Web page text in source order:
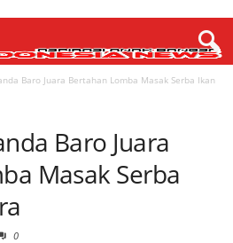
Baro Juara Bertahan Lomba Masak Serba Ikan
Baro Juara
Masak Serba
0